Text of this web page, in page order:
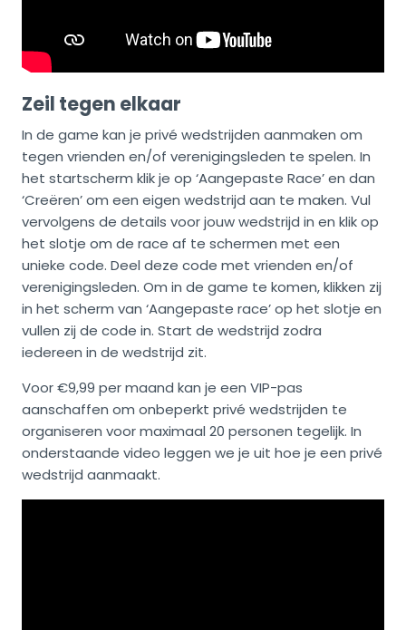
Zeil tegen elkaar
In de game kan je privé wedstrijden aanmaken om
tegen vrienden en/of verenigingsleden te spelen. In
het startscherm klik je op ‘Aangepaste Race’ en dan
‘Creëren’ om een eigen wedstrijd aan te maken. Vul
vervolgens de details voor jouw wedstrijd in en klik op
het slotje om de race af te schermen met een
unieke code. Deel deze code met vrienden en/of
verenigingsleden. Om in de game te komen, klikken zij
in het scherm van ‘Aangepaste race’ op het slotje en
vullen zij de code in. Start de wedstrijd zodra
iedereen in de wedstrijd zit.
Voor €9,99 per maand kan je een VIP-pas
aanschaffen om onbeperkt privé wedstrijden te
organiseren voor maximaal 20 personen tegelijk. In
onderstaande video leggen we je uit hoe je een privé
wedstrijd aanmaakt.